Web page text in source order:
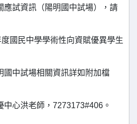
應試資訊（陽明國中試場），請
國民中學學術性向資賦優異學生
國中試場相關資訊詳如附加檔
中心洪老師，7273173#406。